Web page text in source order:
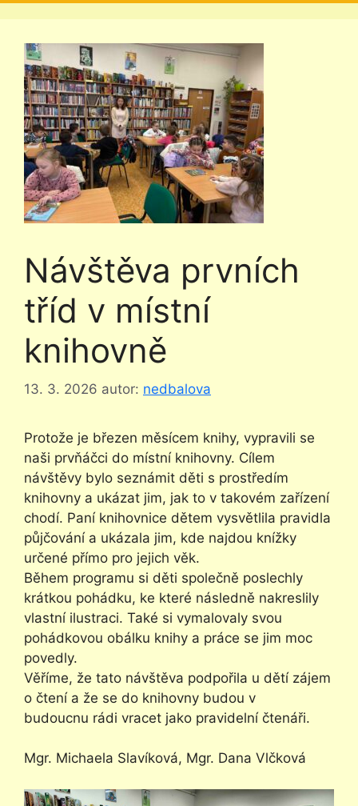
Návštěva prvních
tříd v místní
knihovně
13. 3. 2026 autor: nedbalova
Protože je březen měsícem knihy, vypravili se
naši prvňáčci do místní knihovny. Cílem
návštěvy bylo seznámit děti s prostředím
knihovny a ukázat jim, jak to v takovém zařízení
chodí. Paní knihovnice dětem vysvětlila pravidla
půjčování a ukázala jim, kde najdou knížky
určené přímo pro jejich věk.
Během programu si děti společně poslechly
krátkou pohádku, ke které následně nakreslily
vlastní ilustraci. Také si vymalovaly svou
pohádkovou obálku knihy a práce se jim moc
povedly.
Věříme, že tato návštěva podpořila u dětí zájem
o čtení a že se do knihovny budou v
budoucnu rádi vracet jako pravidelní čtenáři.
Mgr. Michaela Slavíková, Mgr. Dana Vlčková